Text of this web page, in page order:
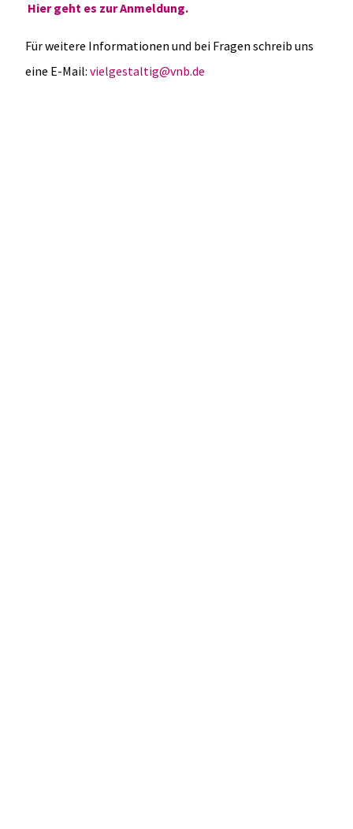
Hier geht es zur Anmeldung.
Für weitere Informationen und bei Fragen schreib uns
eine E-Mail: vielgestaltig@vnb.de